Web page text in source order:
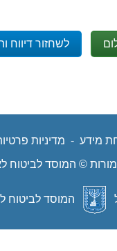
מידע
נפתח
בחלון
חדש
- מדיניות
© המוסד לביטוח
המוסד לביטוח